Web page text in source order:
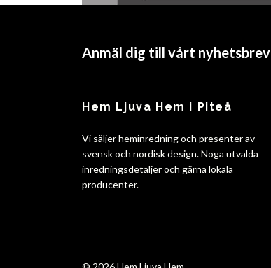
Anmäl dig till vårt nyhetsbrev
Hem Ljuva Hem i Piteå
Vi säljer heminredning och presenter av
svensk och nordisk design. Noga utvalda
inredningsdetaljer och gärna lokala
producenter.